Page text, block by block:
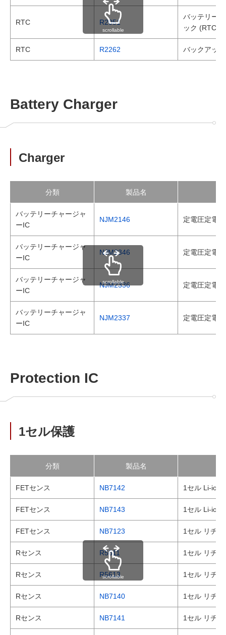
RTC R2051
バッテリー
ック (RTC)
RTC R2262 バックアッ
scrollable
Battery Charger
Charger
分類 製品名
バッテリーチャージャ
ーIC
NJM2146 定電圧定電
バッテリーチャージャ
ーIC
NJM2346 定電圧定電
バッテリーチャージャ
ーIC
NJM2336 定電圧定電
バッテリーチャージャ
ーIC
NJM2337 定電圧定電
scrollable
Protection IC
1セル保護
分類 製品名
FETセンス NB7142 1セル Li-ion
FETセンス NB7143 1セル Li-ion
FETセンス NB7123 1セル リチ
Rセンス R5611 1セル リチ
Rセンス R5613 1セル リチ
Rセンス NB7140 1セル リチ
Rセンス NB7141 1セル リチ
scrollable